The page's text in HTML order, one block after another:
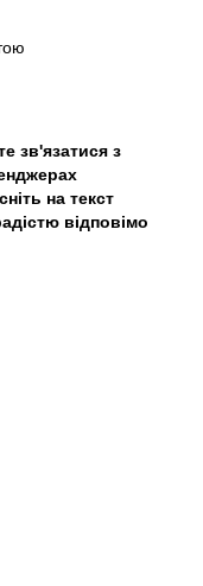
зв'язатися з
на текст
відповімо